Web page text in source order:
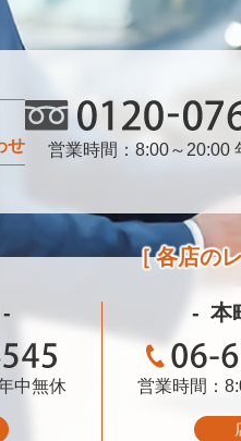
せ
0120-076-750
営業時間：8:00～20:00
各店の
中無休
本
営業時間：